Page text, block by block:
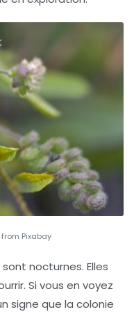
Pixabay
nocturnes. Elles
Si vous en voyez
signe que la colonie